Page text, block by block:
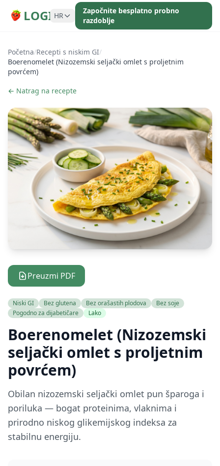
LOGI HR
Započnite besplatno probno
razdoblje
Početna/Recepti s niskim GI/
Boerenomelet (Nizozemski seljački omlet s proljetnim
povrćem)
← Natrag na recepte
Preuzmi PDF
Niski GI Bez glutena Bez orašastih plodova
Bez soje
Pogodno za dijabetičare
Lako
Boerenomelet (Nizozemski
seljački omlet s proljetnim
povrćem)
Obilan nizozemski seljački omlet pun šparoga i
poriluka — bogat proteinima, vlaknima i
prirodno niskog glikemijskog indeksa za
stabilnu energiju.